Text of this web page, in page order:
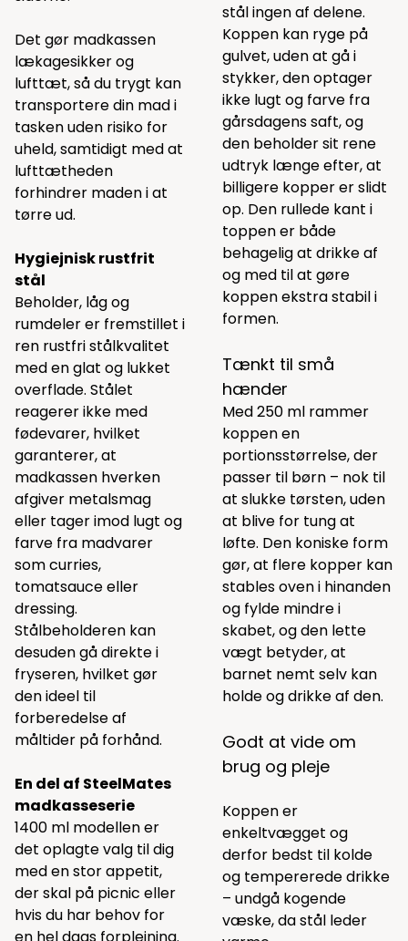
Det gør madkassen
lækagesikker og
lufttæt, så du trygt kan
transportere din mad i
tasken uden risiko for
uheld, samtidigt med at
lufttætheden
forhindrer maden i at
tørre ud.
Hygiejnisk rustfrit
stål
Beholder, låg og
rumdeler er fremstillet i
ren rustfri stålkvalitet
med en glat og lukket
overflade. Stålet
reagerer ikke med
fødevarer, hvilket
garanterer, at
madkassen hverken
afgiver metalsmag
eller tager imod lugt og
farve fra madvarer
som curries,
tomatsauce eller
dressing.
Stålbeholderen kan
desuden gå direkte i
fryseren, hvilket gør
den ideel til
forberedelse af
måltider på forhånd.
En del af SteelMates
madkasseserie
1400 ml modellen er
det oplagte valg til dig
med en stor appetit,
der skal på picnic eller
hvis du har behov for
en hel dags forplejning.
stål ingen af delene.
Koppen kan ryge på
gulvet, uden at gå i
stykker, den optager
ikke lugt og farve fra
gårsdagens saft, og
den beholder sit rene
udtryk længe efter, at
billigere kopper er slidt
op. Den rullede kant i
toppen er både
behagelig at drikke af
og med til at gøre
koppen ekstra stabil i
formen.
Tænkt til små
hænder
Med 250 ml rammer
koppen en
portionsstørrelse, der
passer til børn – nok til
at slukke tørsten, uden
at blive for tung at
løfte. Den koniske form
gør, at flere kopper kan
stables oven i hinanden
og fylde mindre i
skabet, og den lette
vægt betyder, at
barnet nemt selv kan
holde og drikke af den.
Godt at vide om
brug og pleje
Koppen er
enkeltvægget og
derfor bedst til kolde
og tempererede drikke
– undgå kogende
væske, da stål leder